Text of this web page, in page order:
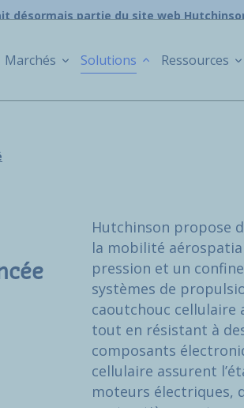
désormais partie du site web
Marchés Solutions Ressources
Hutchinson propose
la mobilité
pression et un
systèmes de
caoutchouc
tout en résistant à
composants
cellulaire assurent
moteurs électriques,